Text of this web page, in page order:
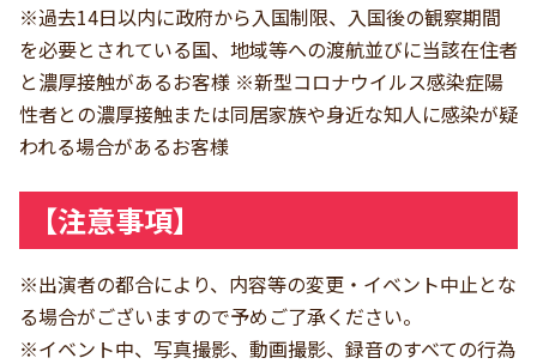
※過去14日以内に政府から入国制限、入国後の観察期間
を必要とされている国、地域等への渡航並びに当該在住者
と濃厚接触があるお客様 ※新型コロナウイルス感染症陽
性者との濃厚接触または同居家族や身近な知人に感染が疑
われる場合があるお客様
【注意事項】
※出演者の都合により、内容等の変更・イベント中止とな
る場合がございますので予めご了承ください。
※イベント中、写真撮影、動画撮影、録音のすべての行為